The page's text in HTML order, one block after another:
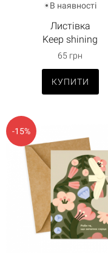
В наявності
Листівка
Keep shining
65 грн
КУПИТИ
-15%